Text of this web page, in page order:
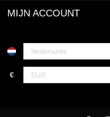
MIJN ACCOUNT
€